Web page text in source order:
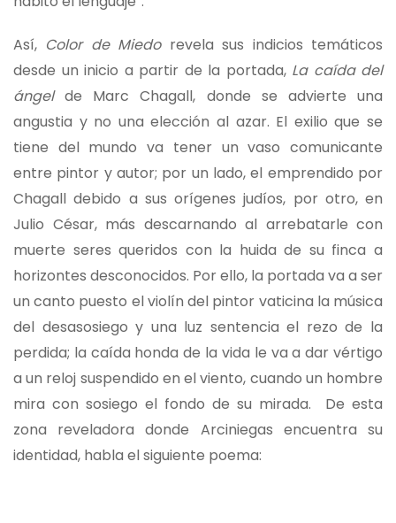
Así, Color de Miedo revela sus indicios temáticos
desde un inicio a partir de la portada, La caída del
ángelde Marc Chagall, donde se advierte una
angustia y no una elección al azar. El exilio que se
tiene del mundo va tener un vaso comunicante
entre pintor y autor; por un lado, el emprendido por
Chagall debido a sus orígenes judíos, por otro, en
Julio César, más descarnando al arrebatarle con
muerte seres queridos con la huida de su finca a
horizontes desconocidos. Por ello, la portada va a ser
un canto puesto el violín del pintor vaticina la música
del desasosiego y una luz sentencia el rezo de la
perdida; la caída honda de la vida le va a dar vértigo
a un reloj suspendido en el viento, cuando un hombre
mira con sosiego el fondo de su mirada. De esta
zona reveladora donde Arciniegas encuentra su
identidad, habla el siguiente poema: